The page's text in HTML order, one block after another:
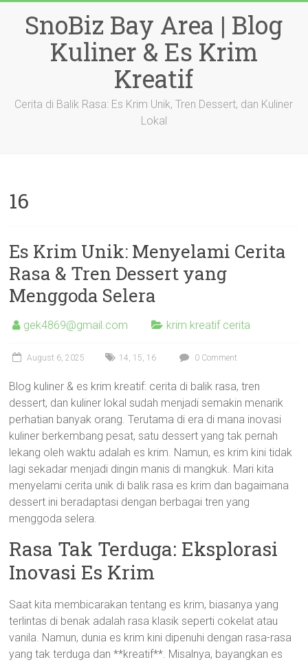
contentSnoBiz Bay Area | Blog
Kuliner & Es Krim
Kreatif
Cerita di Balik Rasa: Es Krim Unik, Tren Dessert, dan Kuliner
Lokal
16
Es Krim Unik: Menyelami Cerita
Rasa & Tren Dessert yang
Menggoda Selera
gek4869@gmail.com krim kreatif cerita
August 6, 2025 14, 15, 16 0 Comment
Blog kuliner & es krim kreatif: cerita di balik rasa, tren
dessert, dan kuliner lokal sudah menjadi semakin menarik
perhatian banyak orang. Terutama di era di mana inovasi
kuliner berkembang pesat, satu dessert yang tak pernah
lekang oleh waktu adalah es krim. Namun, es krim kini tidak
lagi sekadar menjadi dingin manis di mangkuk. Mari kita
menyelami cerita unik di balik rasa es krim dan bagaimana
dessert ini beradaptasi dengan berbagai tren yang
menggoda selera.
Rasa Tak Terduga: Eksplorasi
Inovasi Es Krim
Saat kita membicarakan tentang es krim, biasanya yang
terlintas di benak adalah rasa klasik seperti cokelat atau
vanila. Namun, dunia es krim kini dipenuhi dengan rasa-rasa
yang tak terduga dan **kreatif**. Misalnya, bayangkan es